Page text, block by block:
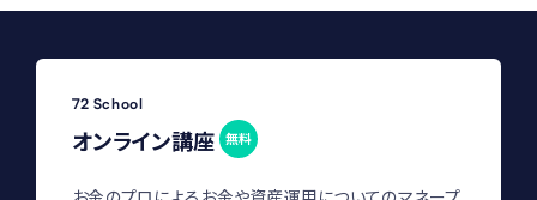
72 School
オンライン講座 無料